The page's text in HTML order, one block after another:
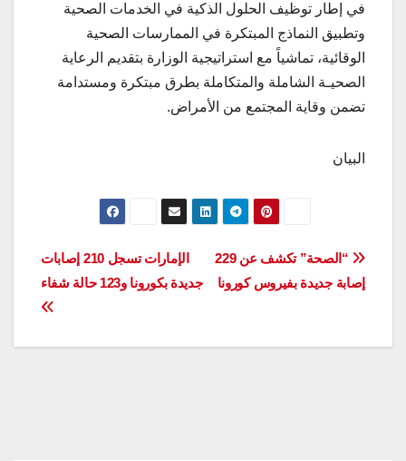
في إطار توظيف الحلول الذكية في الخدمات الصحية
وتطبيق النماذج المبتكرة في الممارسات الصحية
الوقائية، تماشياً مع استراتيجية الوزارة بتقديم الرعاية
الصحيـة الشاملة والمتكاملة بطرق مبتكرة ومستدامة
تضمن وقاية المجتمع من الأمراض.
البيان
تصفّح
المقالات
الإمارات تسجل 210 إصابات
جديدة بكورونا و123 حالة شفاء
“الصحة” تكشف عن 229
إصابة جديدة بفيروس كورونا